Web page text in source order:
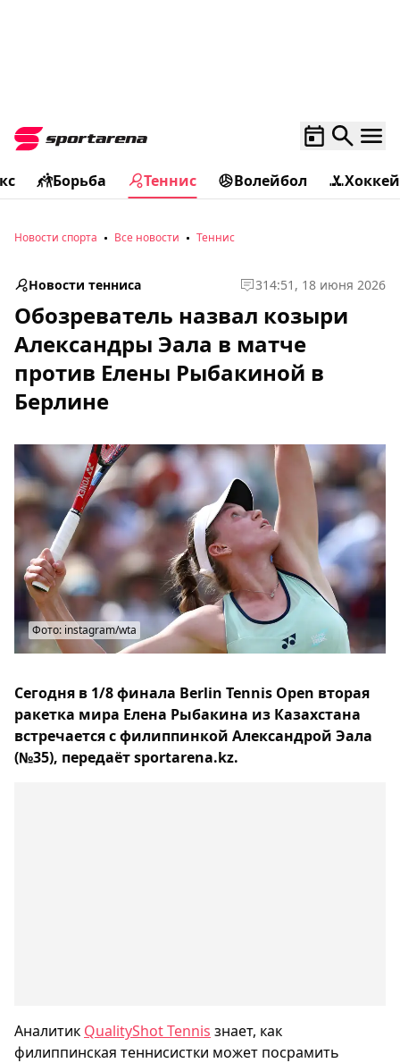
Борьба Теннис Волейбол Хоккей
Новости спорта Все новости Теннис
Новости тенниса 314:51, 18 июня 2026
Обозреватель назвал козыри
Александры Эала в матче
против Елены Рыбакиной в
Берлине
Фото: instagram/wta
Сегодня в 1/8 финала Berlin Tennis Open вторая
ракетка мира Елена Рыбакина из Казахстана
встречается с филиппинкой Александрой Эала
(№35), передаёт sportarena.kz.
Аналитик QualityShot Tennis знает, как
филиппинская теннисистки может посрамить